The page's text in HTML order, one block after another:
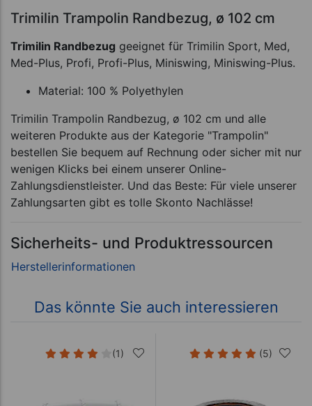
Trimilin Trampolin Randbezug, ø 102 cm
Trimilin Randbezug geeignet für Trimilin Sport, Med,
Med-Plus, Profi, Profi-Plus, Miniswing, Miniswing-Plus.
Material: 100 % Polyethylen
Trimilin Trampolin Randbezug, ø 102 cm und alle
weiteren Produkte aus der Kategorie "Trampolin"
bestellen Sie bequem auf Rechnung oder sicher mit nur
wenigen Klicks bei einem unserer Online-
Zahlungsdienstleister. Und das Beste: Für viele unserer
Zahlungsarten gibt es tolle Skonto Nachlässe!
Sicherheits- und Produktressourcen
Das könnte Sie auch interessieren
(1) (5)